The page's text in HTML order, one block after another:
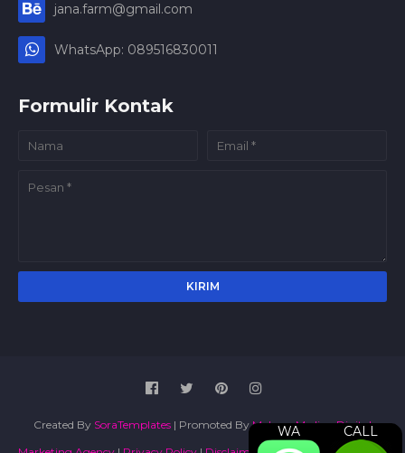
WA CALL
jana.farm@gmail.com
WhatsApp: 089516830011
Formulir Kontak
Created By SoraTemplates | Promoted ByMaboor Media - Digital